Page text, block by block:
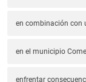
en combinación con
en el municipio
enfrentar